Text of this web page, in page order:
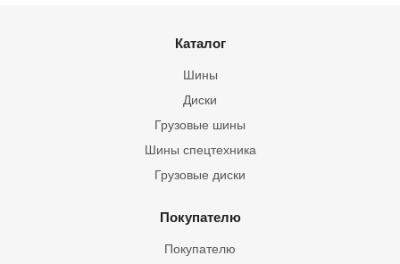
Каталог
Шины
Грузовые шины
Шины спецтехника
Диски
Грузовые диски
Покупателю
Покупателю